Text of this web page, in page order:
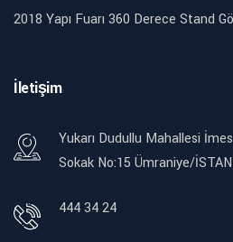
2018 Yapı Fuarı 360 Derece Stand
İletişim
Yukarı Dudullu Mahallesi
Sokak No:15 Ümraniye/
444 34 24